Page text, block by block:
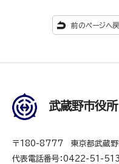
前のページへ
武蔵野市役所
〒180-8777 東京都武蔵
代表電話番号：0422-51-